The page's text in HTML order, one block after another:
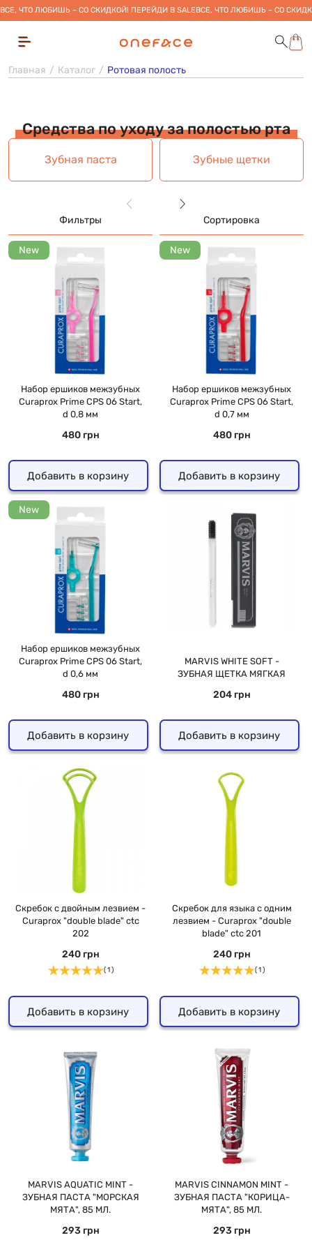
ВСЕ, ЧТО ЛЮБИШЬ – СО СКИДКОЙ! ПЕРЕЙДИ В SALEВСЕ, ЧТО ЛЮБИШЬ – СО
Главная Каталог Ротовая полость
Средства по уходу за полостью рта
Зубная паста Зубные щетки
Фильтры Сортировка
New
Набор ершиков межзубных
Curaprox Prime CPS 06 Start,
d 0,8 мм
480 грн
Добавить в корзину
New
Набор ершиков межзубных
Curaprox Prime CPS 06 Start,
d 0,7 мм
480 грн
Добавить в корзину
New
Набор ершиков межзубных
Curaprox Prime CPS 06 Start,
d 0,6 мм
480 грн
Добавить в корзину
MARVIS WHITE SOFT -
ЗУБНАЯ ЩЕТКА МЯГКАЯ
204 грн
Добавить в корзину
Скребок с двойным лезвием -
Curaprox "double blade" ctc
202
240 грн
( 1 )
Добавить в корзину
Скребок для языка с одним
лезвием - Curaprox "double
blade" ctc 201
240 грн
( 1 )
Добавить в корзину
MARVIS AQUATIC MINT -
ЗУБНАЯ ПАСТА "МОРСКАЯ
МЯТА", 85 МЛ.
293 грн
MARVIS CINNAMON MINT -
ЗУБНАЯ ПАСТА "КОРИЦА-
МЯТА", 85 МЛ.
293 грн